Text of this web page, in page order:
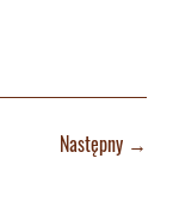
Następny→